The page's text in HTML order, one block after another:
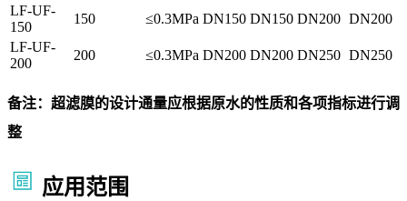
LF-UF-
150
150 ≤0.3MPa DN150 DN150 DN200 DN200
LF-UF-
200
200 ≤0.3MPa DN200 DN200 DN250 DN250
备注：超滤膜的设计通量应根据原水的性质和各项指标进行调
整
应用范围